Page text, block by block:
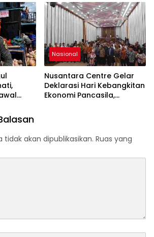
Industri Taman Rekreasi
dan Ekosistem Pariwisata
di Tanah Air
Nasional
Nusantara Centre Gelar
Deklarasi Hari Kebangkitan
Ekonomi Pancasila,
Ekonomi Politik Indonesia)
& Simposium Nasional
akan dipublikasikan. Ruas yang